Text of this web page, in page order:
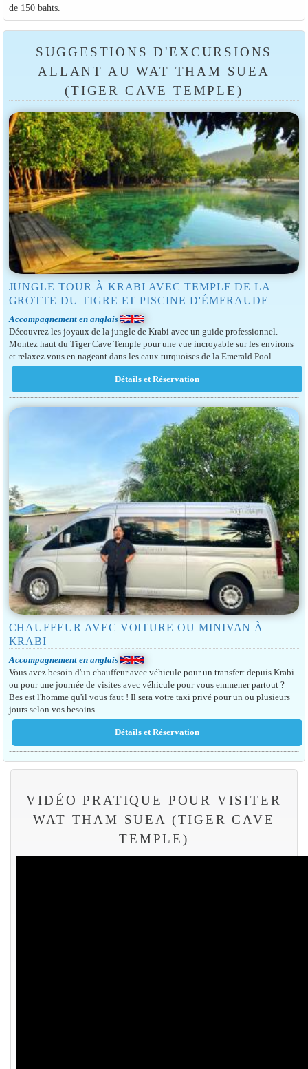
de 150 bahts.
SUGGESTIONS D'EXCURSIONS
ALLANT AU WAT THAM SUEA
(TIGER CAVE TEMPLE)
JUNGLE TOUR À KRABI AVEC TEMPLE DE LA
GROTTE DU TIGRE ET PISCINE D'ÉMERAUDE
Accompagnement en anglais
Découvrez les joyaux de la jungle de Krabi avec un guide professionnel.
Montez haut du Tiger Cave Temple pour une vue incroyable sur les environs
et relaxez vous en nageant dans les eaux turquoises de la Emerald Pool.
CHAUFFEUR AVEC VOITURE OU MINIVAN À
KRABI
Accompagnement en anglais
Vous avez besoin d'un chauffeur avec véhicule pour un transfert depuis Krabi
ou pour une journée de visites avec véhicule pour vous emmener partout ?
Bes est l'homme qu'il vous faut ! Il sera votre taxi privé pour un ou plusieurs
jours selon vos besoins.
VIDÉO PRATIQUE POUR VISITER
WAT THAM SUEA (TIGER CAVE
TEMPLE)